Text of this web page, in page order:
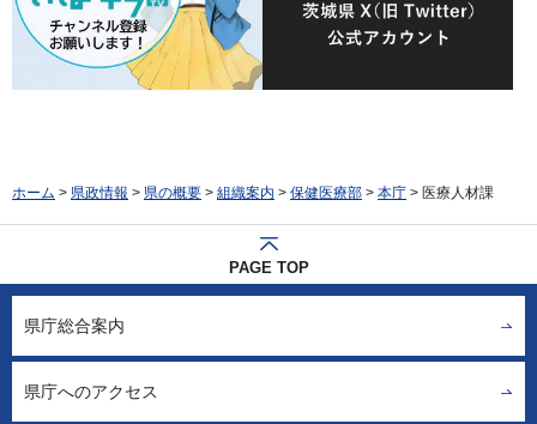
ホーム > 県政情報 > 県の概要 > 組織案内 > 保健医療部 > 本庁 > 医療人材課
PAGE TOP
県庁総合案内
県庁へのアクセス